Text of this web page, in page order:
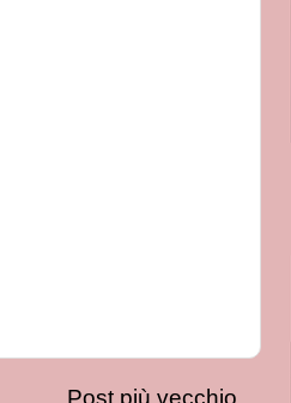
Post più vecchio